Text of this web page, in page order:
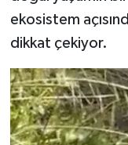
ekosistem
dikkat çekiyor.